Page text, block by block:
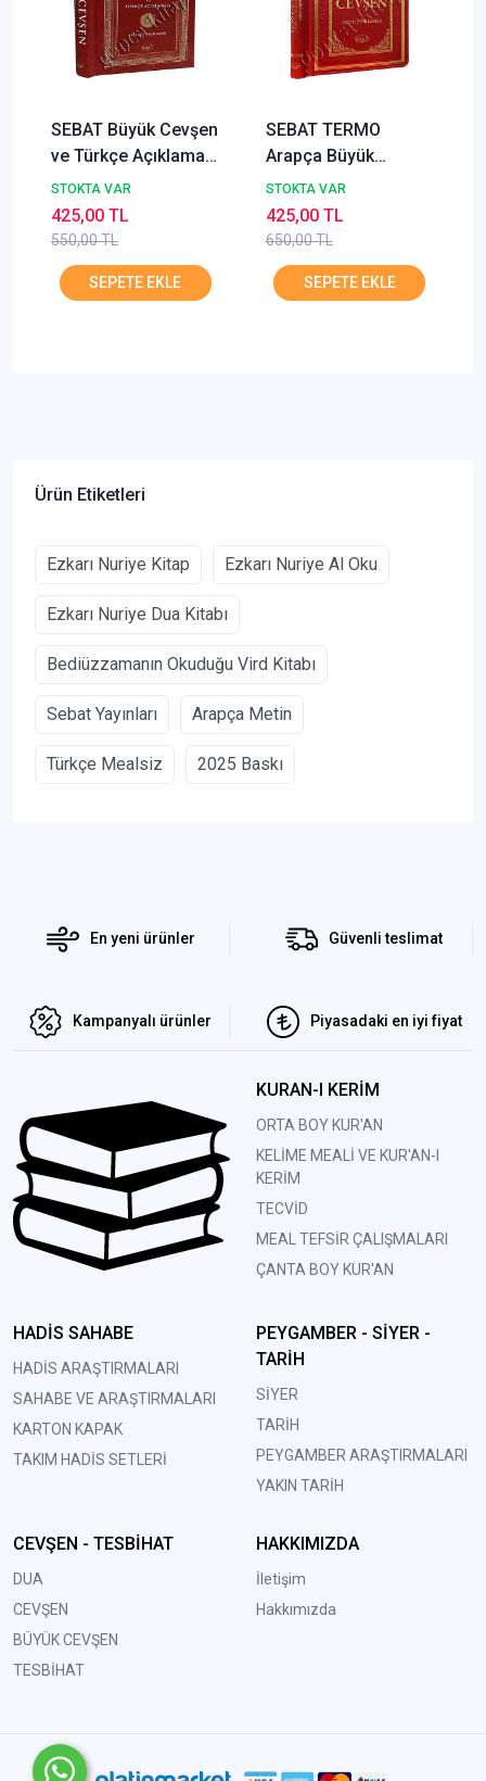
SEBAT Büyük Cevşen
ve Türkçe Açıklaması
Celcelutiye İlaveli
Çanta Boy Ciltli K-
2006
STOKTA VAR
550,00 TL
425,00 TL
SEBAT TERMO
Arapça Büyük
Cevşen Celcelutiye
İlaveli Çanta Boy
KOD 1001
STOKTA VAR
650,00 TL
425,00 TL
Ürün Etiketleri
Ezkarı Nuriye Kitap Ezkarı Nuriye Al Oku
Ezkarı Nuriye Dua Kitabı
Bediüzzamanın Okuduğu Vird Kitabı
Sebat Yayınları Arapça Metin
Türkçe Mealsiz 2025 Baskı
En yeni ürünler Güvenli teslimat
Kampanyalı ürünler Piyasadaki en iyi fiyat
KURAN-I KERİM
ORTA BOY KUR'AN
KELİME MEALİ VE KUR'AN-I
KERİM
TECVİD
MEAL TEFSİR ÇALIŞMALARI
ÇANTA BOY KUR'AN
HADİS SAHABE
HADİS ARAŞTIRMALARI
SAHABE VE ARAŞTIRMALARI
KARTON KAPAK
TAKIM HADİS SETLERİ
PEYGAMBER - SİYER -
TARİH
SİYER
TARİH
PEYGAMBER ARAŞTIRMALARI
YAKIN TARİH
CEVŞEN - TESBİHAT
DUA
CEVŞEN
BÜYÜK CEVŞEN
TESBİHAT
HAKKIMIZDA
İletişim
Hakkımızda